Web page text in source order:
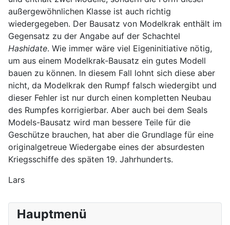
Hauptmenü
außergewöhnlichen Klasse ist auch richtig
wiedergegeben. Der Bausatz von Modelkrak enthält im
Gegensatz zu der Angabe auf der Schachtel
Hashidate. Wie immer wäre viel Eigeninitiative nötig,
um aus einem Modelkrak-Bausatz ein gutes Modell
bauen zu können. In diesem Fall lohnt sich diese aber
nicht, da Modelkrak den Rumpf falsch wiedergibt und
dieser Fehler ist nur durch einen kompletten Neubau
des Rumpfes korrigierbar. Aber auch bei dem Seals
Models-Bausatz wird man bessere Teile für die
Geschütze brauchen, hat aber die Grundlage für eine
originalgetreue Wiedergabe eines der absurdesten
Kriegsschiffe des späten 19. Jahrhunderts.
Lars